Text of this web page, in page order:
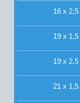
16 x
19 x
19 x
21 x